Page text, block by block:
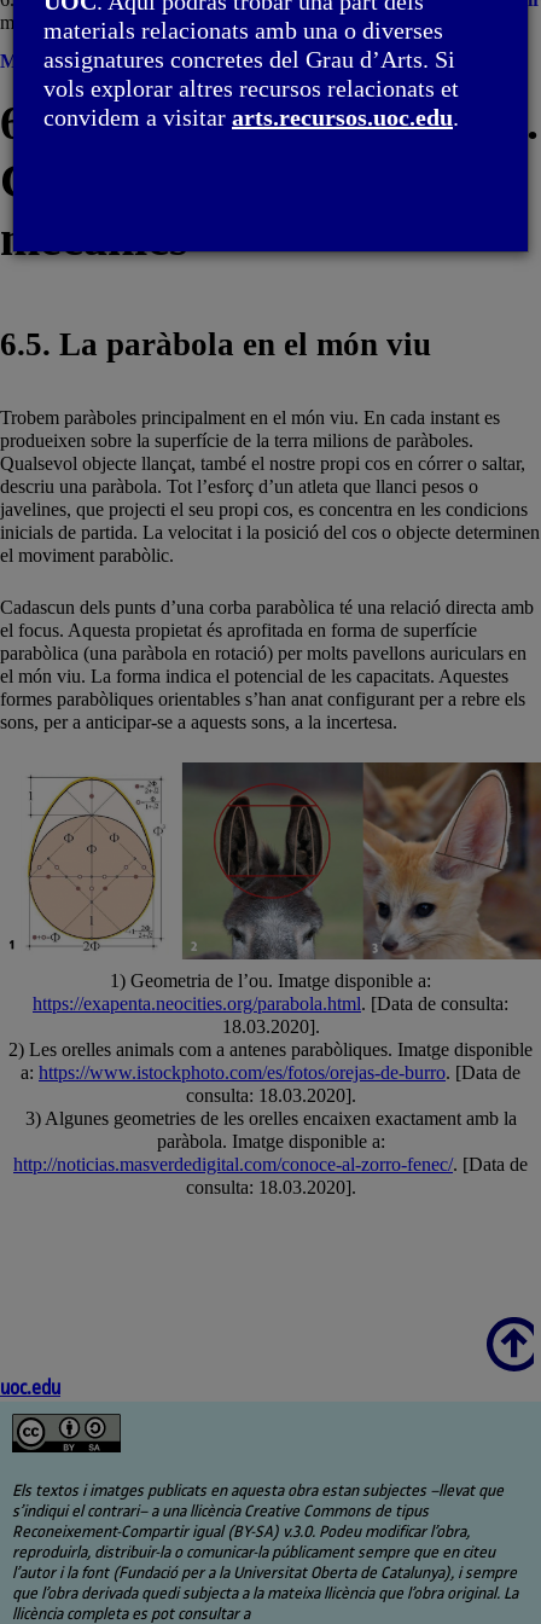
mecànics / 6.5. La paràbola en el món viu
Menú
6. Paràboles i trajectòries.
Catenàries i equilibris
mecànics
6.5. La paràbola en el món viu
Trobem paràboles principalment en el món viu. En cada instant es
produeixen sobre la superfície de la terra milions de paràboles.
Qualsevol objecte llançat, també el nostre propi cos en córrer o saltar,
descriu una paràbola. Tot l’esforç d’un atleta que llanci pesos o
javelines, que projecti el seu propi cos, es concentra en les condicions
inicials de partida. La velocitat i la posició del cos o objecte determinen
el moviment parabòlic.
Cadascun dels punts d’una corba parabòlica té una relació directa amb
el focus. Aquesta propietat és aprofitada en forma de superfície
parabòlica (una paràbola en rotació) per molts pavellons auriculars en
el món viu. La forma indica el potencial de les capacitats. Aquestes
formes parabòliques orientables s’han anat configurant per a rebre els
sons, per a anticipar-se a aquests sons, a la incertesa.
1) Geometria de l’ou. Imatge disponible a:
https://exapenta.neocities.org/parabola.html. [Data de consulta:
18.03.2020].
2) Les orelles animals com a antenes parabòliques. Imatge disponible
a: https://www.istockphoto.com/es/fotos/orejas-de-burro. [Data de
consulta: 18.03.2020].
3) Algunes geometries de les orelles encaixen exactament amb la
paràbola. Imatge disponible a:
http://noticias.masverdedigital.com/conoce-al-zorro-fenec/. [Data de
consulta: 18.03.2020].
Scroll
uoc.edu
Els textos i imatges publicats en aquesta obra estan subjectes –llevat que
s’indiqui el contrari– a una llicència Creative Commons de tipus
Reconeixement-Compartir igual (BY-SA) v.3.0. Podeu modificar l’obra,
reproduirla, distribuir-la o comunicar-la públicament sempre que en citeu
l’autor i la font (Fundació per a la Universitat Oberta de Catalunya), i sempre
que l’obra derivada quedi subjecta a la mateixa llicència que l’obra original. La
llicència completa es pot consultar a
materials relacionats amb una o diverses
assignatures concretes del Grau d’Arts. Si
vols explorar altres recursos relacionats et
convidem a visitar arts.recursos.uoc.edu.